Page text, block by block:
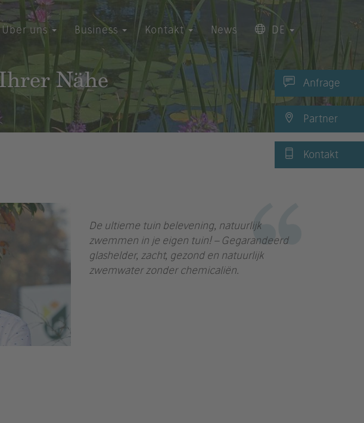
Anfrage
Partner
Kontakt
Über uns Business Kontakt News DE
Nähe
De ultieme tuin belevening, natuurlijk
zwemmen in je eigen tuin! – Gegarandeerd
glashelder, zacht, gezond en natuurlijk
zwemwater zonder chemicaliën.